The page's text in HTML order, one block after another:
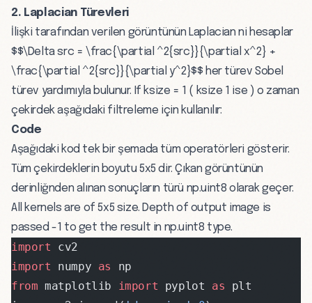
2. Laplacian Türevleri
İlişki tarafından verilen görüntünün Laplacian ni hesaplar
$$\Delta src = \frac{\partial ^2{src}}{\partial x^2} +
\frac{\partial ^2{src}}{\partial y^2}$$ her türev Sobel
türev yardımıyla bulunur. If ksize = 1 ( ksize 1 ise ) o zaman
çekirdek aşağıdaki filtreleme için kullanılır:
Code
Aşağıdaki kod tek bir şemada tüm operatörleri gösterir.
Tüm çekirdeklerin boyutu 5x5 dir. Çıkan görüntünün
derinliğnden alınan sonuçların türü np.uint8 olarak geçer.
All kernels are of 5x5 size. Depth of output image is
passed -1 to get the result in np.uint8 type.
import cv2
import numpy as
np
from matplotlib import pyplot as plt